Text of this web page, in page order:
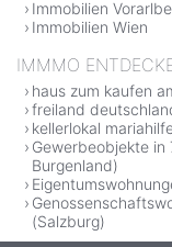
Immobilien
Immobilien Wien
IMMMO
haus zum kaufen
freiland
kellerlokal
Gewerbeobjekte
Burgenland)
(Salzburg)